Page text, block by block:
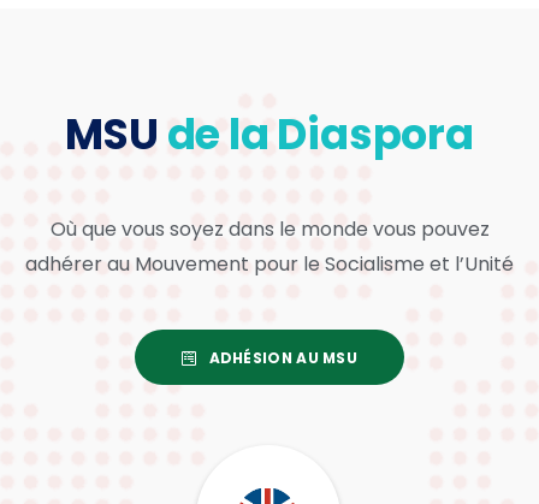
MSU de la Diaspora
Où que vous soyez dans le monde vous pouvez
adhérer au Mouvement pour le Socialisme et l’Unité
ADHÉSION AU MSU